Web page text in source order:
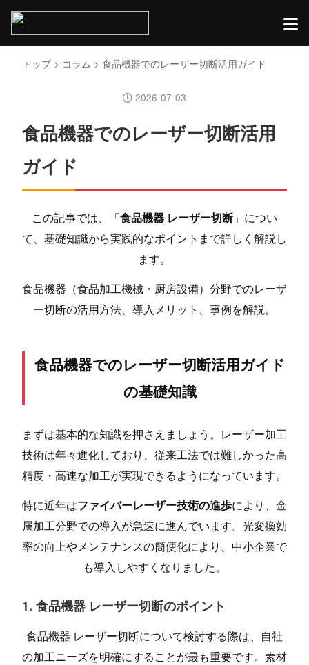
トップ> コラム > 食品機器でのレーザー切断活用ガイド
2026-07-03
食品機器でのレーザー切断活用
ガイド
この記事では、「食品機器 レーザー切断」につい
て、基礎知識から実践的なポイントまで詳しく解説し
ます。
食品機器（食品加工機械・厨房設備）分野でのレーザ
ー切断の活用方法、導入メリット、事例を解説。
食品機器でのレーザー切断活用ガイド
の基礎知識
まずは基本的な知識を押さえましょう。レーザー加工
技術は年々進化しており、従来工法では難しかった高
精度・高速な加工が実現できるようになっています。
特に近年はファイバーレーザー技術の進歩により、金
属加工分野での導入が急速に進んでいます。光変換効
率の向上やメンテナンスの簡便化により、中小企業で
も導入しやすくなりました。
1. 食品機器 レーザー切断のポイント
食品機器 レーザー切断について検討する際は、自社
の加工ニーズを明確にすることが最も重要です。素材